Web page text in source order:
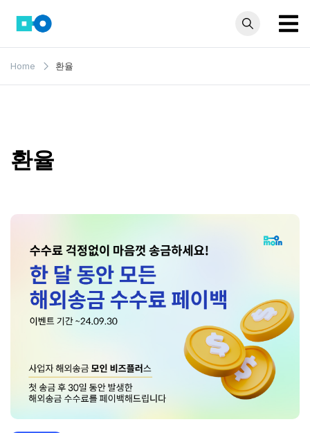
content
모인 해
외송금
Home 환율
환율